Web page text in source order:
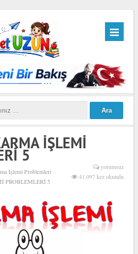
İŞLEMİ
5
İşlemi Problemleri ››
PROBLEMLERİ 5
yorumsuz
41.097 kez okundu